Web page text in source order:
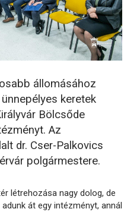
állomásához
keretek
Bölcsőde
Az
dr. Cser-Palkovics
polgármestere.
létrehozása nagy dolog, de
át egy intézményt, annál